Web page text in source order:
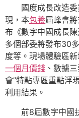
國度成長改造
現，本包養屆峰會
布《數字中國成長
多個部委將發布30
度等。現場體驗區
一個月價錢 、數據
會”特點專區重點浮
利用結果。
前8屆數字中國